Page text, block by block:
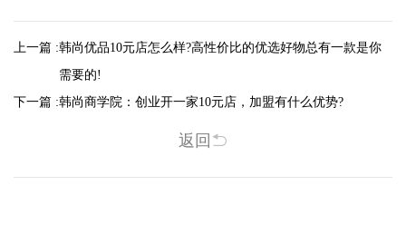
上一篇 :韩尚优品10元店怎么样?高性价比的优选好物总有一款是你
需要的!
下一篇 :韩尚商学院：创业开一家10元店，加盟有什么优势?
返回